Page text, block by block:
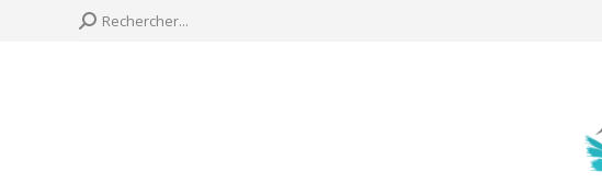
Search:
Rechercher...